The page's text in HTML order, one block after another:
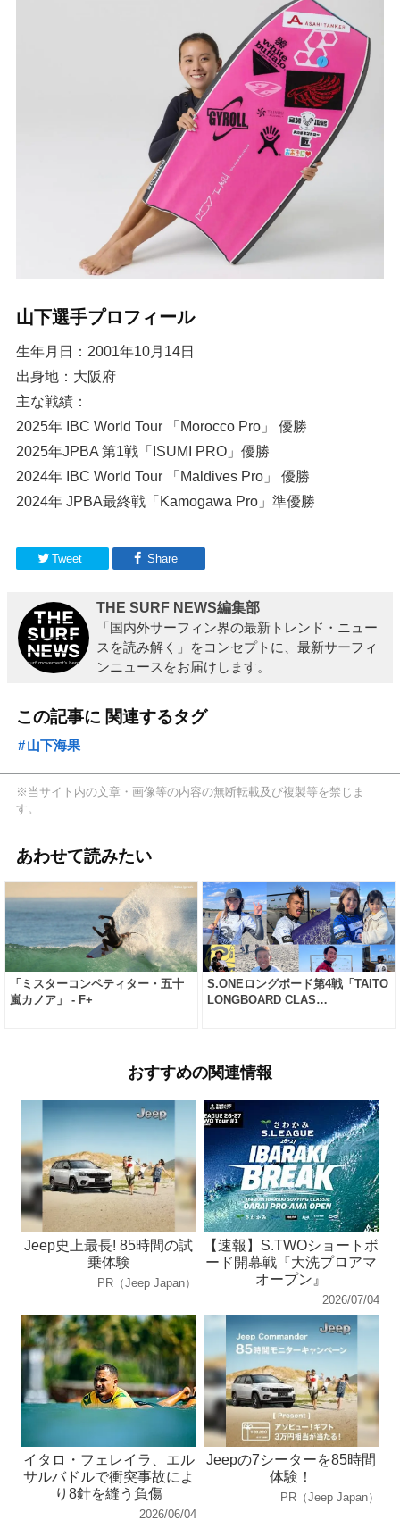
山下選手プロフィール
生年月日：2001年10月14日
出身地：大阪府
主な戦績：
2025年 IBC World Tour 「Morocco Pro」 優勝
2025年JPBA 第1戦「ISUMI PRO」優勝
2024年 IBC World Tour 「Maldives Pro」 優勝
2024年 JPBA最終戦「Kamogawa Pro」準優勝
Tweet Share
THE SURF NEWS編集部
「国内外サーフィン界の最新トレンド・ニュー
スを読み解く」をコンセプトに、最新サーフィ
ンニュースをお届けします。
この記事に 関連するタグ
山下海果
※当サイト内の文章・画像等の内容の無断転載及び複製等を禁じま
す。
あわせて読みたい
「ミスターコンペティター・五十
嵐カノア」 - F+
S.ONEロングボード第4戦「TAITO
LONGBOARD CLAS…
おすすめの関連情報
Jeep史上最長! 85時間の試
乗体験
PR（Jeep Japan）
【速報】S.TWOショートボ
ード開幕戦『大洗プロアマ
オープン』
2026/07/04
イタロ・フェレイラ、エル
サルバドルで衝突事故によ
り8針を縫う負傷
2026/06/04
Jeepの7シーターを85時間
体験！
PR（Jeep Japan）